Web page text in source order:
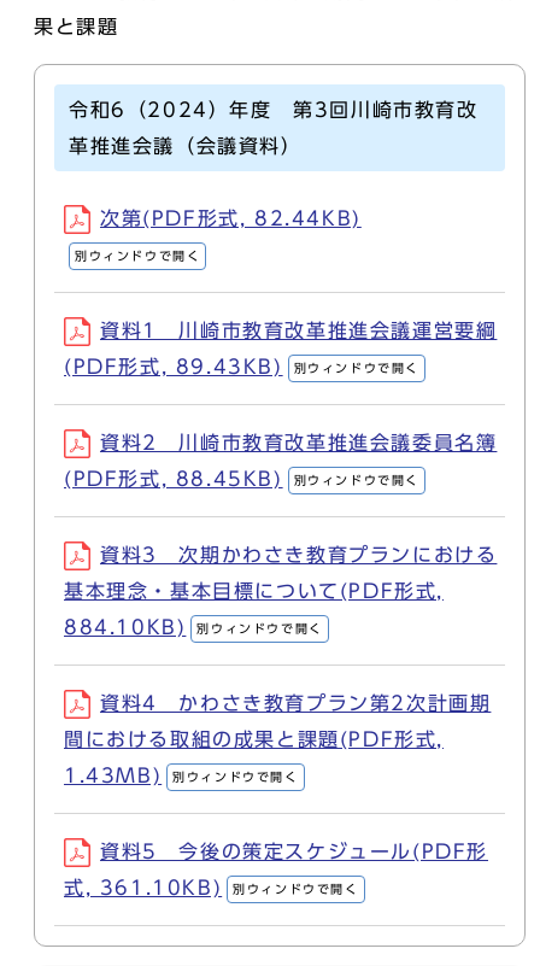
果と課題
令和6（2024）年度 第3回川崎市教育改
革推進会議（会議資料）
次第(PDF形式, 82.44KB)
別ウィンドウで開く
資料1 川崎市教育改革推進会議運営要綱
(PDF形式, 89.43KB)
別ウィンドウで開く
資料2 川崎市教育改革推進会議委員名簿
(PDF形式, 88.45KB)
別ウィンドウで開く
資料3 次期かわさき教育プランにおける
基本理念・基本目標について(PDF形式,
884.10KB)
別ウィンドウで開く
資料4 かわさき教育プラン第2次計画期
間における取組の成果と課題(PDF形式,
1.43MB)
別ウィンドウで開く
資料5 今後の策定スケジュール(PDF形
式, 361.10KB)
別ウィンドウで開く